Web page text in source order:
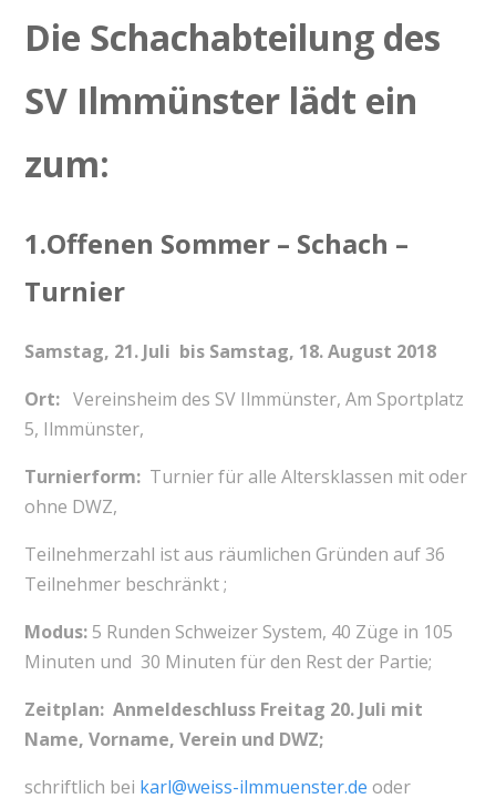
Die Schachabteilung des
SV Ilmmünster lädt ein
zum:
1.Offenen Sommer – Schach –
Turnier
Samstag, 21. Juli bisSamstag, 18. August 2018
Ort:Vereinsheim des SV Ilmmünster, Am Sportplatz
5, Ilmmünster,
Turnierform: Turnier für alle Altersklassen mit oder
ohne DWZ,
Teilnehmerzahl ist aus räumlichen Gründen auf 36
Teilnehmer beschränkt ;
Modus: 5 Runden Schweizer System, 40 Züge in 105
Minuten und 30 Minuten für den Rest der Partie;
Zeitplan: Anmeldeschluss Freitag 20. Juli mit
Name, Vorname, Verein und DWZ;
schriftlich bei karl@weiss-ilmmuenster.de oder